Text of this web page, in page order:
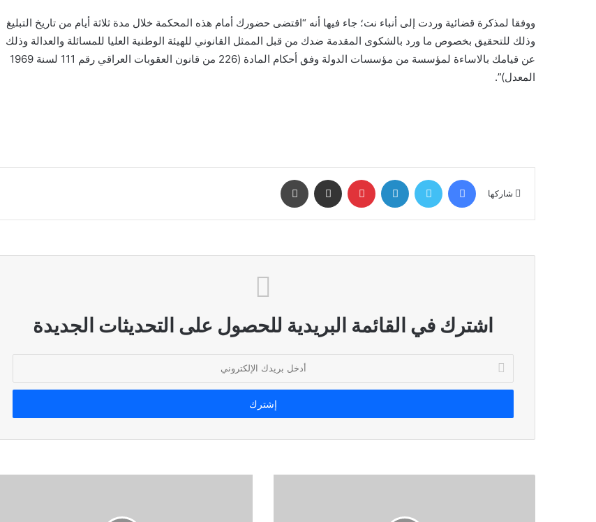
ووفقا لمذكرة قضائية وردت إلى أنباء نت؛ جاء فيها أنه “اقتضى حضورك أمام هذه المحكمة خلال مدة ثلاثة أيام من تاريخ التبليغ
وذلك للتحقيق بخصوص ما ورد بالشكوى المقدمة ضدك من قبل الممثل القانوني للهيئة الوطنية العليا للمسائلة والعدالة وذلك
عن قيامك بالاساءة لمؤسسة من مؤسسات الدولة وفق أحكام المادة (226 من قانون العقوبات العراقي رقم 111 لسنة 1969
المعدل)”.
شاركها
فيسبوك تويتر لينكدإن بينتيريست مشاركة عبر البريد
اشترك في القائمة البريدية للحصول على التحديثات الجديدة
بريدك
الإلكتروني